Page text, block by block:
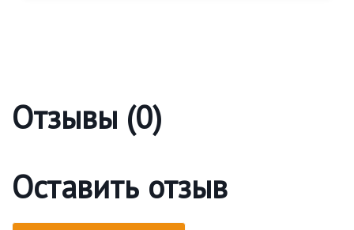
Отзывы (0)
Оставить отзыв